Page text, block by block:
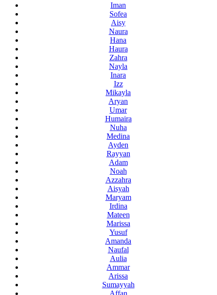
Iman
Sofea
Aisy
Naura
Hana
Haura
Zahra
Nayla
Inara
Izz
Mikayla
Aryan
Umar
Humaira
Nuha
Medina
Ayden
Rayyan
Adam
Noah
Azzahra
Aisyah
Maryam
Irdina
Mateen
Marissa
Yusuf
Amanda
Naufal
Aulia
Ammar
Arissa
Sumayyah
Affan